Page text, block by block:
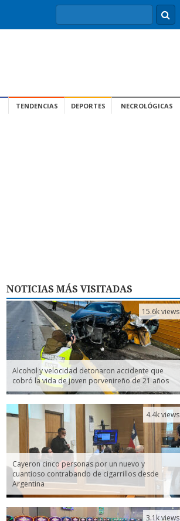
TENDENCIAS DEPORTES NECROLÓGICAS
NOTICIAS MÁS VISITADAS
Alcohol y velocidad detonaron accidente que
cobró la vida de joven porvenireño de 21 años
15.6k views
Cayeron cinco personas por un nuevo y
cuantioso contrabando de cigarrillos desde
Argentina
4.4k views
3.1k views